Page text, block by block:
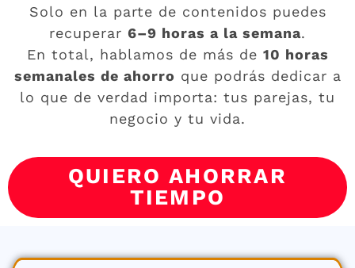
Solo en la parte de contenidos puedes
recuperar 6–9 horas a la semana.
En total, hablamos de más de 10 horas
semanales de ahorro que podrás dedicar a
lo que de verdad importa: tus parejas, tu
negocio y tu vida.
QUIERO AHORRAR
TIEMPO